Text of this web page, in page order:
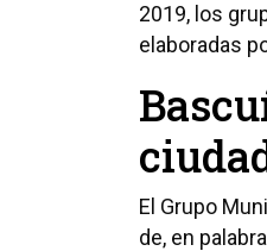
2019, los
elaboradas
El Grupo
de, en